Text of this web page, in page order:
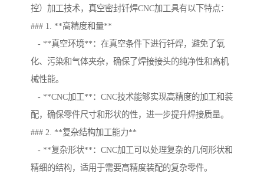
控）加工技术，真空密封钎焊CNC加工具有以下特点：
### 1. **高精度和量**
- **真空环境**：在真空条件下进行钎焊，避免了氧
化、污染和气体夹杂，确保了焊接接头的纯净性和高机
械性能。
- **CNC加工**：CNC技术能够实现高精度的加工和装
配，确保零件尺寸和形状的性，进一步提升焊接质量。
### 2. **复杂结构加工能力**
- **复杂形状**：CNC加工可以处理复杂的几何形状和
精细的结构，适用于需要高精度装配的复杂零件。